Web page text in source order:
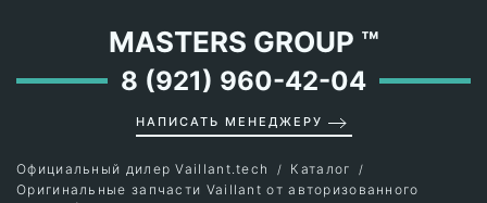
MASTERS GROUP ™
8 (921) 960-42-04
НАПИСАТЬ МЕНЕДЖЕРУ
Официальный дилер Vaillant.tech
Каталог
Оригинальные запчасти Vaillant от авторизованного